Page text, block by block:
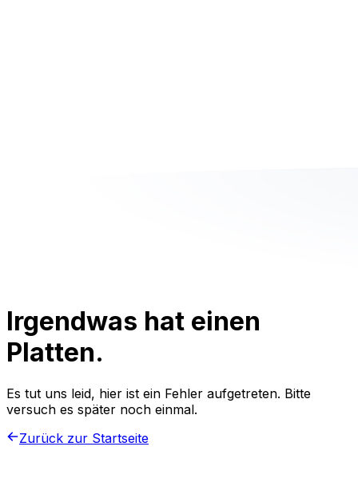
Irgendwas hat einen
Platten.
Es tut uns leid, hier ist ein Fehler aufgetreten. Bitte
versuch es später noch einmal.
Zurück zur Startseite